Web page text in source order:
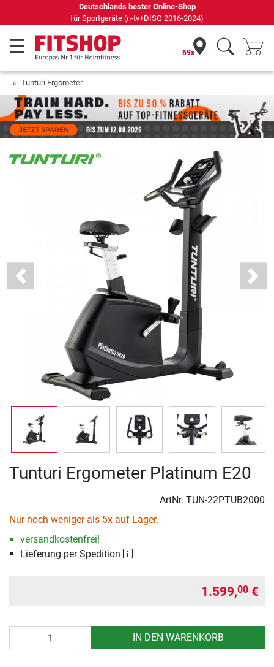
Seit 42 Jahren Ihr Experte für Heimfitness
69x
Tunturi Ergometer
Previous Next
Tunturi Ergometer Platinum E20
ArtNr. TUN-22PTUB2000
Nur noch weniger als 5x auf Lager.
versandkostenfrei!
Lieferung per Spedition
1.599,00 €
IN DEN WARENKORB